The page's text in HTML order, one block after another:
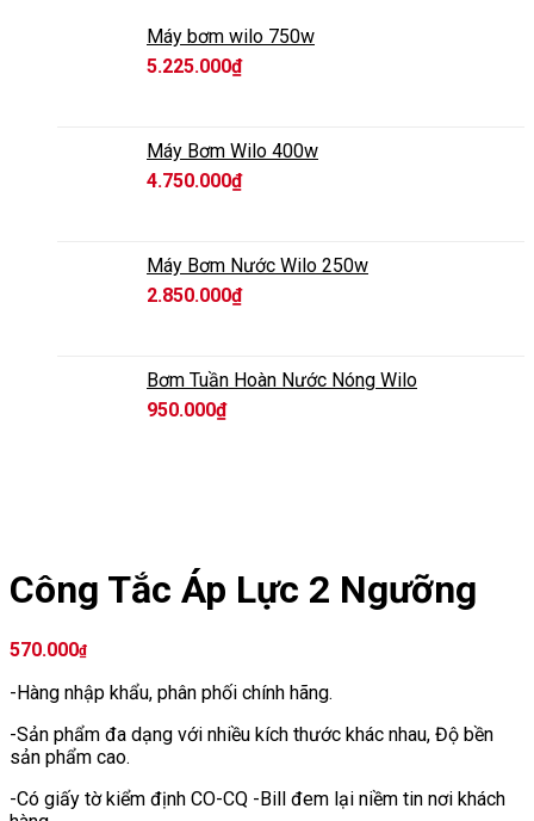
Máy bơm wilo 750w
5.225.000₫
Máy Bơm Wilo 400w
4.750.000₫
Máy Bơm Nước Wilo 250w
2.850.000₫
Bơm Tuần Hoàn Nước Nóng Wilo
950.000₫
Công Tắc Áp Lực 2 Ngưỡng
570.000₫
-Hàng nhập khẩu, phân phối chính hãng.
-Sản phẩm đa dạng với nhiều kích thước khác nhau, Độ bền
sản phẩm cao.
-Có giấy tờ kiểm định CO-CQ -Bill đem lại niềm tin nơi khách